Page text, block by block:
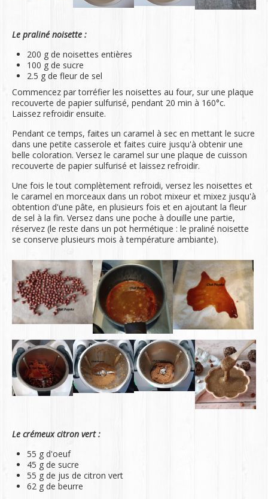
Le praliné noisette :
200 g de noisettes entières
100 g de sucre
2.5 g de fleur de sel
Commencez par torréfier les noisettes au four, sur une plaque
recouverte de papier sulfurisé, pendant 20 min à 160°c.
Laissez refroidir ensuite.
Pendant ce temps, faites un caramel à sec en mettant le sucre
dans une petite casserole et faites cuire jusqu'à obtenir une
belle coloration. Versez le caramel sur une plaque de cuisson
recouverte de papier sulfurisé et laissez refroidir.
Une fois le tout complètement refroidi, versez les noisettes et
le caramel en morceaux dans un robot mixeur et mixez jusqu'à
obtention d'une pâte, en plusieurs fois et en ajoutant la fleur
de sel à la fin. Versez dans une poche à douille une partie,
réservez (le reste dans un pot hermétique : le praliné noisette
se conserve plusieurs mois à température ambiante).
Le crémeux citron vert :
55 g d'oeuf
45 g de sucre
55 g de jus de citron vert
62 g de beurre